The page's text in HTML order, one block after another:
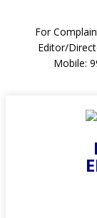
For
Editor/
Mobile: